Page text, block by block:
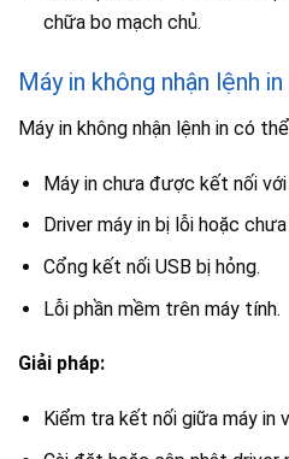
chữa bo mạch chủ.
Máy in không nhận lệnh in
Máy in không nhận lệnh in có
Máy in chưa được kết nối
Driver máy in bị lỗi hoặc
Cổng kết nối USB bị hỏng.
Lỗi phần mềm trên máy tính.
Giải pháp:
Kiểm tra kết nối giữa máy in